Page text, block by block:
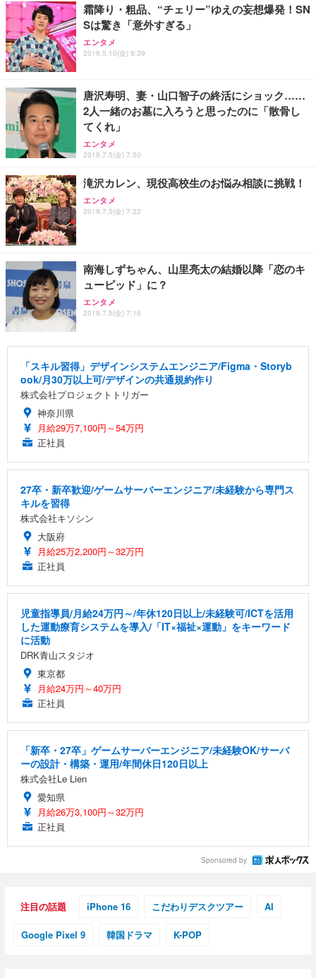
霜降り・粗品、“チェリー”ゆえの妄想爆発！SN
Sは驚き「意外すぎる」
エンタメ
2019.5.10(金) 9:39
唐沢寿明、妻・山口智子の終活にショック……
2人一緒のお墓に入ろうと思ったのに「散骨し
てくれ」
エンタメ
2019.7.5(金) 7:50
滝沢カレン、現役高校生のお悩み相談に挑戦！
エンタメ
2019.7.5(金) 7:22
南海しずちゃん、山里亮太の結婚以降「恋のキ
ューピッド」に？
エンタメ
2019.7.5(金) 7:16
「スキル習得」デザインシステムエンジニア/Figma・Storyb
ook/月30万以上可/デザインの共通規約作り
株式会社プロジェクトトリガー
神奈川県
月給29万7,100円～54万円
正社員
27卒・新卒歓迎/ゲームサーバーエンジニア/未経験から専門ス
キルを習得
株式会社キソシン
大阪府
月給25万2,200円～32万円
正社員
児童指導員/月給24万円～/年休120日以上/未経験可/ICTを活用
した運動療育システムを導入/「IT×福祉×運動」をキーワード
に活動
DRK青山スタジオ
東京都
月給24万円～40万円
正社員
「新卒・27卒」ゲームサーバーエンジニア/未経験OK/サーバ
ーの設計・構築・運用/年間休日120日以上
株式会社Le Lien
愛知県
月給26万3,100円～32万円
正社員
Sponsored by
注目の話題 iPhone 16 こだわりデスクツアー AI
Google Pixel 9 韓国ドラマ K-POP